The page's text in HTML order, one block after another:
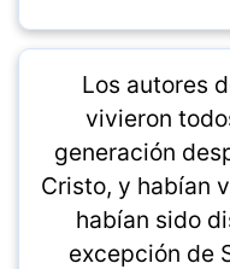
Los autores
vivieron
generación
Cristo, y habían
habían sido
excepción de